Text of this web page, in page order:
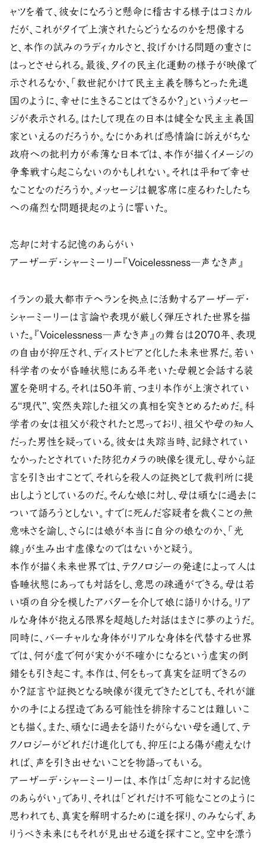
ャツを着て、彼女になろうと懸命に稽古する様子はコミカル
だが、これがタイで上演されたらどうなるのかを想像する
と、本作の試みのラディカルさと、投げかける問題の重さに
はっとさせられる。最後、タイの民主化運動の様子が映像で
示されるなか、「数世紀かけて民主主義を勝ちとった先進
国のように、幸せに生きることはできるか？」というメッセー
ジが表示される。はたして現在の日本は健全な民主主義国
家といえるのだろうか。なにかあれば感情論に訴えがちな
政府への批判力が希薄な日本では、本作が描くイメージの
争奪戦すら起こらないのかもしれない。それは平和で幸せ
なことなのだろうか。メッセージは観客席に座るわたしたち
への痛烈な問題提起のように響いた。
忘却に対する記憶のあらがい
アーザーデ・シャーミーリー『Voicelessness―声なき声』
イランの最大都市テヘランを拠点に活動するアーザーデ・
シャーミーリーは言論や表現が厳しく弾圧された世界を描
いた。『Voicelessness―声なき声』の舞台は2070年、表現
の自由が抑圧され、ディストピアと化した未来世界だ。若い
科学者の女が昏睡状態にある年老いた母親と会話する装
置を発明する。それは50年前、つまり本作が上演されてい
る“現代”、突然失踪した祖父の真相を突きとめるためだ。科
学者の女は祖父が殺されたと思っており、祖父や母の知人
だった男性を疑っている。彼女は失踪当時、記録されてい
なかったとされていた防犯カメラの映像を復元し、母から証
言を引き出すことで、それらを殺人の証拠として裁判所に提
出しようとしているのだ。そんな娘に対し、母は頑なに過去に
ついて語ろうとしない。すでに死んだ容疑者を裁くことの無
意味さを諭し、さらには娘が本当に自分の娘なのか、「光
線」が生み出す虚像なのではないかと疑う。
本作が描く未来世界では、テクノロジーの発達によって人は
昏睡状態にあっても対話をし、意思の疎通ができる。母は若
い頃の自分を模したアバターを介して娘に語りかける。リア
ルな身体が抱える限界を超越した対話はまさに夢のようだ。
同時に、バーチャルな身体がリアルな身体を代替する世界
では、何が虚で何が実かが不確かになるという虚実の倒
錯をも引き起こす。本作は、何をもって真実を証明できるの
か？証言や証拠となる映像が復元できたとしても、それが誰
かの手による捏造である可能性を排除することは難しいこ
とも描く。また、頑なに過去を語りたがらない母を通して、テ
クノロジーがどれだけ進化しても、抑圧による傷が癒えなけ
れば、声を引き出せないことを物語ってもいる。
アーザーデ・シャーミーリーは、本作は「忘却に対する記憶
のあらがい」であり、それは「どれだけ不可能なことのように
思われても、真実を解明するために道を探り、のみならず、あ
りうべき未来にもそれが見出せる道を探すこと。空中を漂う